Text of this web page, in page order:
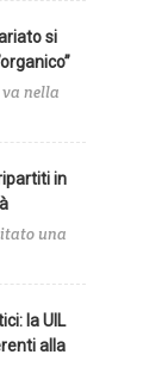
si
nella
in
una
la UIL
alla